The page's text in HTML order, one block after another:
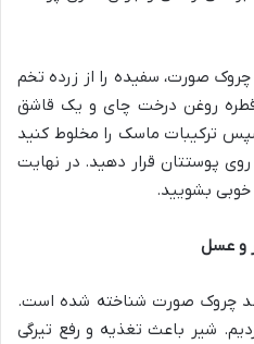
صورت، سفیده را از زرده تخم
جدا کنید و به آن 4 تا 5 قطره روغن درخت چای و یک قاشق
ترکیبات ماسک را مخلوط کنید
مدت 15 تا 20 دقیقه روی پوستتان قرار دهید. در نهایت
خوبی بشویید.
و عسل
چروک صورت شناخته شده است.
شیر باعث تغذیه و رفع تیرگی